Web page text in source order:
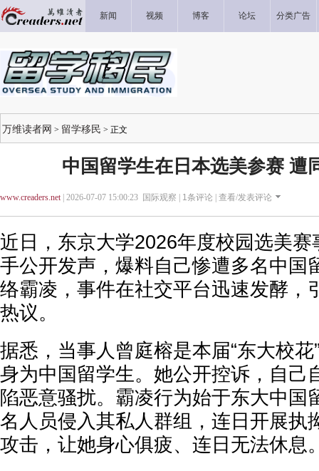
新闻 视频 博客 论坛 分类广告
万维读者网 > 留学移民 > 正文
中国留学生在日本选美参赛 遭
www.creaders.net| 2026-07-07 15:00:23 国际观察 | 1条评论 | 查看/发表评论
近日，东京大学2026年度校园选美
手公开发声，爆料自己惨遭多名中国
络霸凌，事件在社交平台迅速发酵，
热议。
据悉，当事人曾庭榕是本届“东大校
身为中国留学生。她公开控诉，自己
陷恶意骚扰。霸凌行为始于东大中国
名人员侵入其私人群组，连日开展执
攻击，让她身心俱疲、连日无法休息